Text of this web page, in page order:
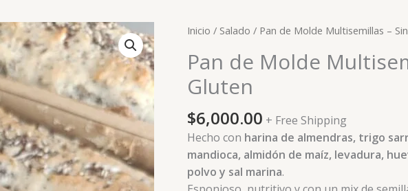
Inicio / Salado / Pan de Molde Multisemillas –
Pan de Molde
Gluten
$6,000.00 + Free Shipping
Hecho con harina de almendras, trigo
mandioca, almidón de maíz, levadura,
polvo y sal marina.